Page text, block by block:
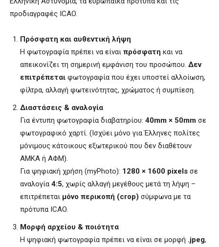
προδιαγραφές ICAO.
Πρόσφατη και αυθεντική λήψη
Η φωτογραφία πρέπει να είναι πρόσφατη και να
απεικονίζει τη σημερινή εμφάνιση του προσώπου. Δεν
επιτρέπεται φωτογραφία που έχει υποστεί αλλοίωση,
φίλτρα, αλλαγή φωτεινότητας, χρώματος ή συμπίεση.
Διαστάσεις & αναλογία
Για έντυπη φωτογραφία διαβατηρίου: 40mm × 50mm σε
φωτογραφικό χαρτί. (Ισχύει μόνο για Έλληνες πολίτες
μόνιμους κάτοικους εξωτερικού που δεν διαθέτουν
ΑΜΚΑ ή ΑΦΜ).
Για ψηφιακή χρήση (myPhoto): 1280 × 1600 pixels σε
αναλογία 4:5, χωρίς αλλαγή μεγέθους μετά τη λήψη –
επιτρέπεται μόνο περικοπή (crop) σύμφωνα με τα
πρότυπα ICAO.
Μορφή αρχείου & ποιότητα
Η ψηφιακή φωτογραφία πρέπει να είναι σε μορφή .jpeg,